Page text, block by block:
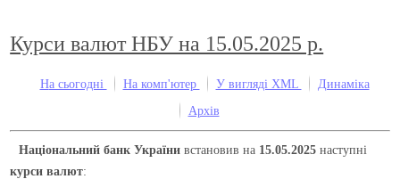
Курси валют НБУ на 15.05.2025 р.
На сьогодні На комп'ютер У вигляді XML
Динаміка
Архів
Національний банк України встановив на 15.05.2025 наступні
курси валют: